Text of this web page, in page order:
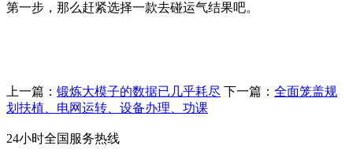
第一步，那么赶紧选择一款去碰运气结果吧。
上一篇： 锻炼大模子的数据已几乎耗尽 下一篇： 全面笼盖规
划扶植、电网运转、设备办理、功课
24小时全国服务热线